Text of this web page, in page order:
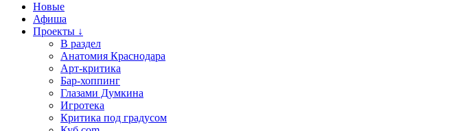
Новые
Афиша
Проекты ↓
В раздел
Анатомия Краснодара
Арт-критика
Бар-хоппинг
Глазами Думкина
Игротека
Критика под градусом